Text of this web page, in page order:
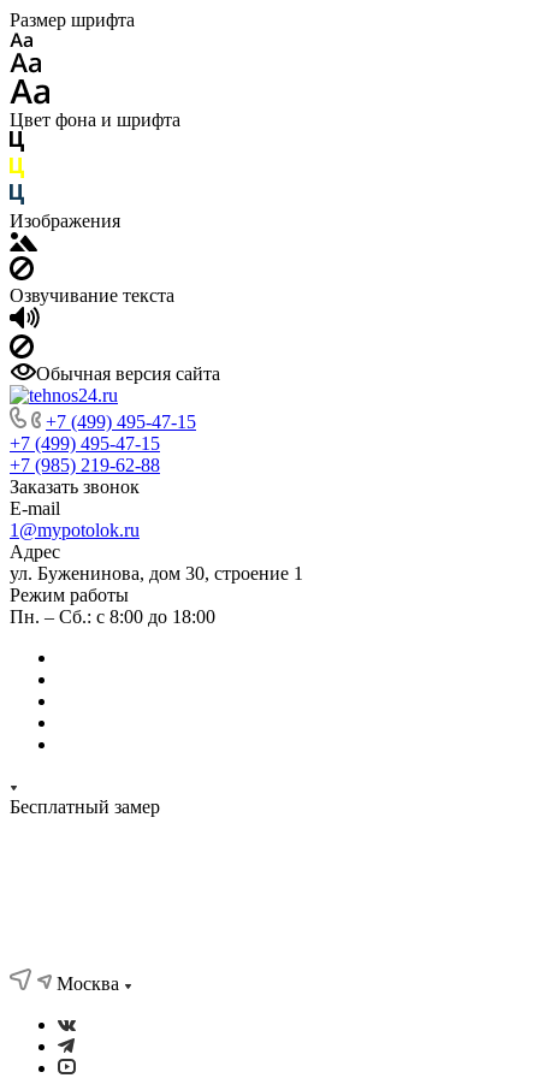
Размер шрифта
Цвет фона и шрифта
Изображения
Озвучивание текста
Обычная версия сайта
+7 (499) 495-47-15
+7 (499) 495-47-15
+7 (985) 219-62-88
Заказать звонок
E-mail
1@mypotolok.ru
Адрес
ул. Буженинова, дом 30, строение 1
Режим работы
Пн. – Сб.: с 8:00 до 18:00
Бесплатный замер
Москва